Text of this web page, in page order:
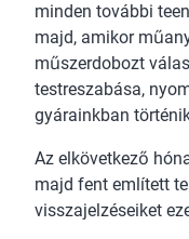
minden további
majd, amikor
műszerdobozt
testreszabása,
gyárainkban
Az elkövetkező
majd fent említett
visszajelzéseiket